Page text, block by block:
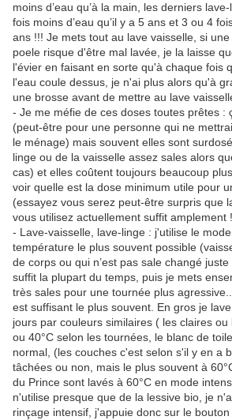
moins d’eau qu’à la main, les derniers
fois moins d’eau qu’il y a 5 ans et 3 ou 4
ans !!! Je mets tout au lave vaisselle, si
poele risque d'être mal lavée, je la laisse
l'évier en faisant en sorte qu'à chaque fois
l'eau coule dessus, je n'ai plus alors qu'à
une brosse avant de mettre au lave
- Je me méfie de ces doses toutes prêtes :
(peut-être pour une personne qui ne
le ménage) mais souvent elles sont
linge ou de la vaisselle assez sales alors
cas) et elles coûtent toujours beaucoup
voir quelle est la dose minimum utile pour
(essayez vous serez peut-être surpris que
vous utilisez actuellement suffit amplement
- Lave-vaisselle, lave-linge : j'utilise le
température le plus souvent possible
de corps ou qui n’est pas sale changé
suffit la plupart du temps, puis je mets
très sales pour une tournée plus
est suffisant le plus souvent. En gros je
jours par couleurs similaires ( les claires ou
ou 40°C selon les tournées, le blanc de
normal, (les couches c'est selon s'il y en a
tâchées ou non, mais le plus souvent à
du Prince sont lavés à 60°C en mode
n'utilise presque que de la lessive bio, je
rinçage intensif, j'appuie donc sur le